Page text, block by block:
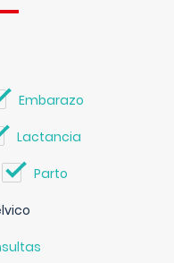
Embarazo
Lactancia
Parto